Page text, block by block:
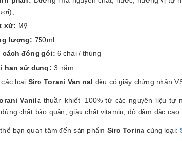
xứ: Mỹ
lượng: 750ml
cách đóng gói: 6 chai / thùng
hạn sử dụng: 3 năm
loại Siro Torani Vaninal đều có giấy chứng nhận
Vanilathuần khiết, 100% từ các nguyên liệu tự
chất bảo quản, giàu chất vitamin, độ đậm đặc cao.
bạn quan tâm đến sản phẩm Siro Torina cùng loại: